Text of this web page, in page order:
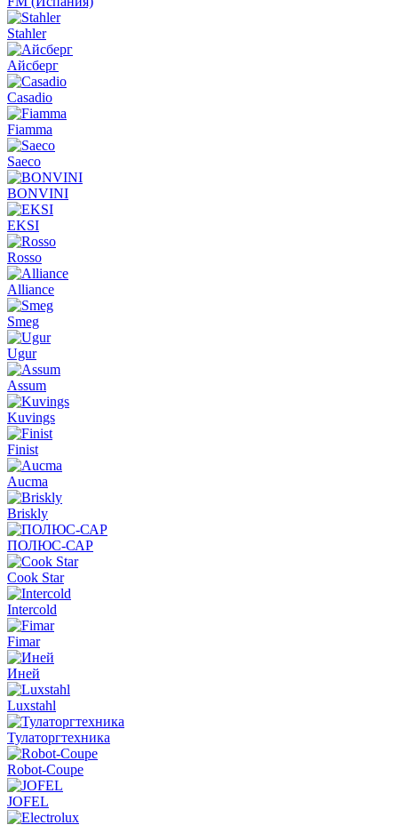
Stahler
Айсберг
Casadio
Fiamma
Saeco
BONVINI
EKSI
Rosso
Alliance
Smeg
Ugur
Assum
Kuvings
Finist
Aucma
Briskly
ПОЛЮС-САР
Cook Star
Intercold
Fimar
Иней
Luxstahl
Тулаторгтехника
Robot-Coupe
JOFEL